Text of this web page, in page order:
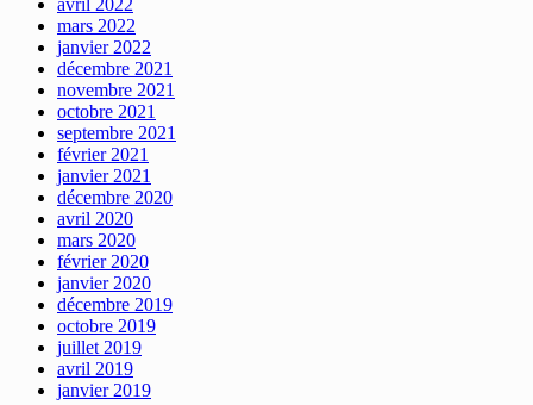
avril 2022
mars 2022
janvier 2022
décembre 2021
novembre 2021
octobre 2021
septembre 2021
février 2021
janvier 2021
décembre 2020
avril 2020
mars 2020
février 2020
janvier 2020
décembre 2019
octobre 2019
juillet 2019
avril 2019
janvier 2019